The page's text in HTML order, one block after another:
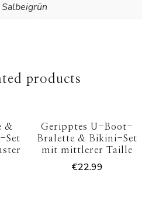
Salbeigrün
products
&
Set
Geripptes U-Boot-
Bralette & Bikini-Set
mit mittlerer Taille
€22.99